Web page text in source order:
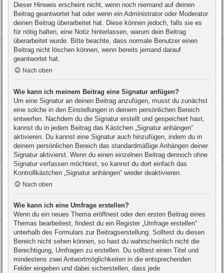
Dieser Hinweis erscheint nicht, wenn noch niemand auf deinen
Beitrag geantwortet hat oder wenn ein Administrator oder Moderator
deinen Beitrag überarbeitet hat. Diese können jedoch, falls sie es
für nötig halten, eine Notiz hinterlassen, warum dein Beitrag
überarbeitet wurde. Bitte beachte, dass normale Benutzer einen
Beitrag nicht löschen können, wenn bereits jemand darauf
geantwortet hat.
Nach oben
Wie kann ich meinem Beitrag eine Signatur anfügen?
Um eine Signatur an deinen Beitrag anzufügen, musst du zunächst
eine solche in den Einstellungen in deinem persönlichen Bereich
entwerfen. Nachdem du die Signatur erstellt und gespeichert hast,
kannst du in jedem Beitrag das Kästchen „Signatur anhängen“
aktivieren. Du kannst eine Signatur auch hinzufügen, indem du in
deinem persönlichen Bereich das standardmäßige Anhängen deiner
Signatur aktivierst. Wenn du einen einzelnen Beitrag dennoch ohne
Signatur verfassen möchtest, so kannst du dort einfach das
Kontrollkästchen „Signatur anhängen“ wieder deaktivieren.
Nach oben
Wie kann ich eine Umfrage erstellen?
Wenn du ein neues Thema eröffnest oder den ersten Beitrag eines
Themas bearbeitest, findest du ein Register „Umfrage erstellen“
unterhalb des Formulars zur Beitragserstellung. Solltest du diesen
Bereich nicht sehen können, so hast du wahrscheinlich nicht die
Berechtigung, Umfragen zu erstellen. Du solltest einen Titel und
mindestens zwei Antwortmöglichkeiten in die entsprechenden
Felder eingeben und dabei sicherstellen, dass jede